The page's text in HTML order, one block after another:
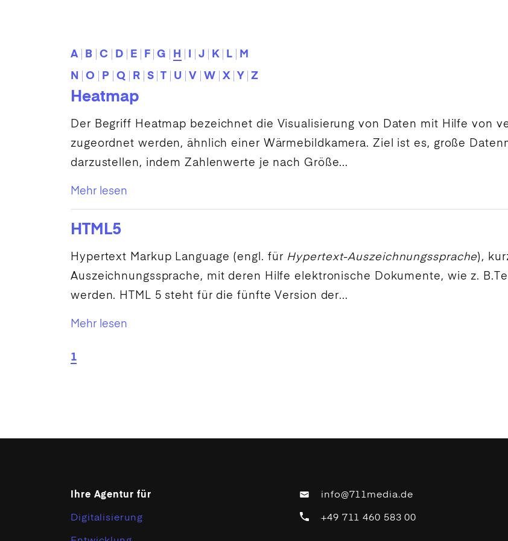
A B C D E F G H J K L
M
N
O P Q R S T U V W X Y Z
Heatmap
Der Begriff Heatmap bezeichnet die Visualisierung von Daten mit Hilfe von
zugeordnet werden, ähnlich einer Wärmebildkamera. Ziel ist es, große
darzustellen, indem Zahlenwerte je nach Größe...
Mehr lesen
HTML5
Hypertext Markup Language (engl. für Hypertext-Auszeichnungssprache),
Auszeichnungssprache, mit deren Hilfe elektronische Dokumente, wie z.
werden. HTML 5 steht für die fünfte Version der...
Mehr lesen
1
Ihre Agentur für
Digitalisierung
info@711media.de
+49 711 460 583 00